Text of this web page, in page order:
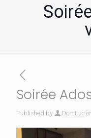
Soirée
Published by DomLuc